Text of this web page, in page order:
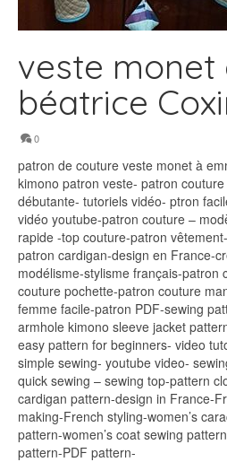
veste monet
béatrice
0
patron de couture veste monet à
kimono patron veste- patron
débutante- tutoriels vidéo- ptron
vidéo youtube-patron couture –
rapide -top couture-patron
patron cardigan-design en France-
modélisme-stylisme français-patron
couture pochette-patron couture
femme facile-patron PDF-sewing
armhole kimono sleeve jacket
easy pattern for beginners- video
simple sewing- youtube video-
quick sewing – sewing top-pattern
cardigan pattern-design in France-
making-French styling-women’s
pattern-women’s coat sewing
pattern-PDF pattern-